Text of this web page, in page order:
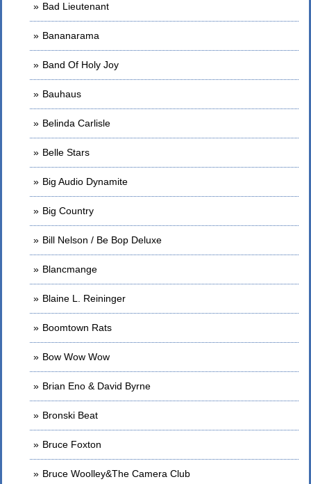
Bad Lieutenant
Bananarama
Band Of Holy Joy
Bauhaus
Belinda Carlisle
Belle Stars
Big Audio Dynamite
Big Country
Bill Nelson / Be Bop Deluxe
Blancmange
Blaine L. Reininger
Boomtown Rats
Bow Wow Wow
Brian Eno & David Byrne
Bronski Beat
Bruce Foxton
Bruce Woolley&The Camera Club